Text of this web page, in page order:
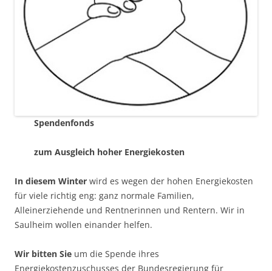
Spendenfonds
zum Ausgleich hoher Energiekosten
In diesem Winter wird es wegen der hohen Energiekosten
für viele richtig eng: ganz normale Familien,
Alleinerziehende und Rentnerinnen und Rentern. Wir in
Saulheim wollen einander helfen.
Wir bitten Sie um die Spende ihres
Energiekostenzuschusses der Bundesregierung für